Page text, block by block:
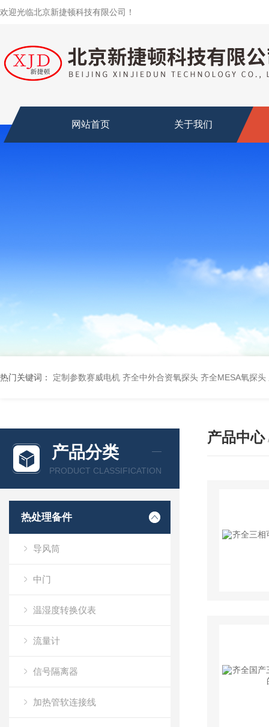
欢迎光临北京新捷顿科技有限公司！
网站首页 关于我们
热门关键词： 定制参数赛威电机 齐全中外合资氧探头 齐全MESA氧探头
产品分类
PRODUCT CLASSIFICATION
热处理备件
导风筒
中门
温湿度转换仪表
流量计
信号隔离器
加热管软连接线
产品中心